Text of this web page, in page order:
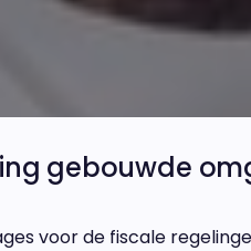
gebouwde
voor de fiscale